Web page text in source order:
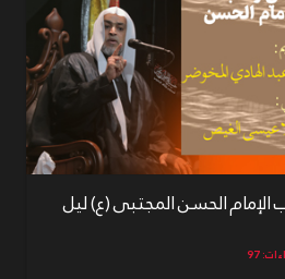
الحسن المجتبى (ع) ليل